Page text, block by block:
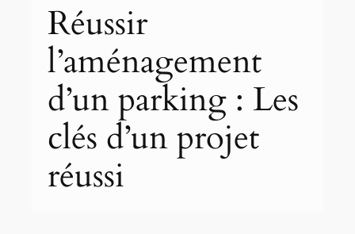
Réussir
l’aménagement
d’un parking : Les
clés d’un projet
réussi